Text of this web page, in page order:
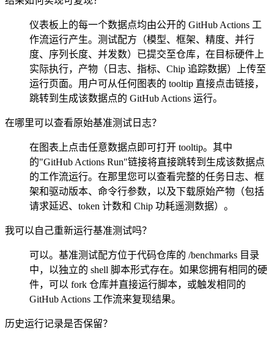
仪表板上的每一个数据点均由公开的 GitHub Actions 工
作流运行产生。测试配方（模型、框架、精度、并行
度、序列长度、并发数）已提交至仓库，在目标硬件上
实际执行，产物（日志、指标、Chip 追踪数据）上传至
运行页面。用户可从任何图表的 tooltip 直接点击链接，
跳转到生成该数据点的 GitHub Actions 运行。
在哪里可以查看原始基准测试日志？
在图表上点击任意数据点即可打开 tooltip。其中
的"GitHub Actions Run"链接将直接跳转到生成该数据点
的工作流运行。在那里您可以查看完整的任务日志、框
架和驱动版本、命令行参数，以及下载原始产物（包括
请求延迟、token 计数和 Chip 功耗遥测数据）。
我可以自己重新运行基准测试吗？
可以。基准测试配方位于代码仓库的 /benchmarks 目录
中，以独立的 shell 脚本形式存在。如果您拥有相同的硬
件，可以 fork 仓库并直接运行脚本，或触发相同的
GitHub Actions 工作流来复现结果。
历史运行记录是否保留？